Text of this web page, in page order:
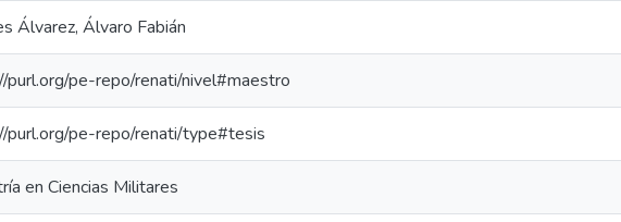
Álvarez, Álvaro Fabián
purl.org/pe-repo/renati/nivel#maestro
purl.org/pe-repo/renati/type#tesis
en Ciencias Militares